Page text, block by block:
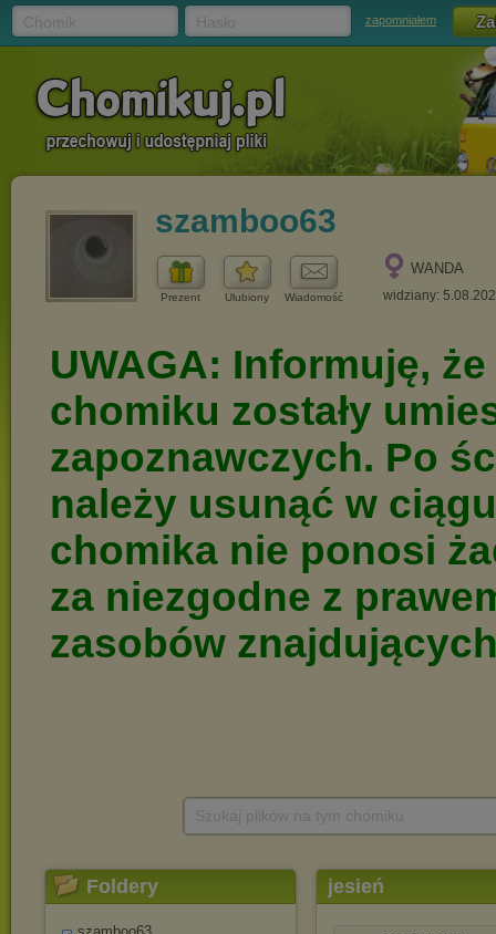
zapomniałem
szamboo63
Prezent Ulubiony Wiadomość
WANDA
widziany:
Foldery jesień